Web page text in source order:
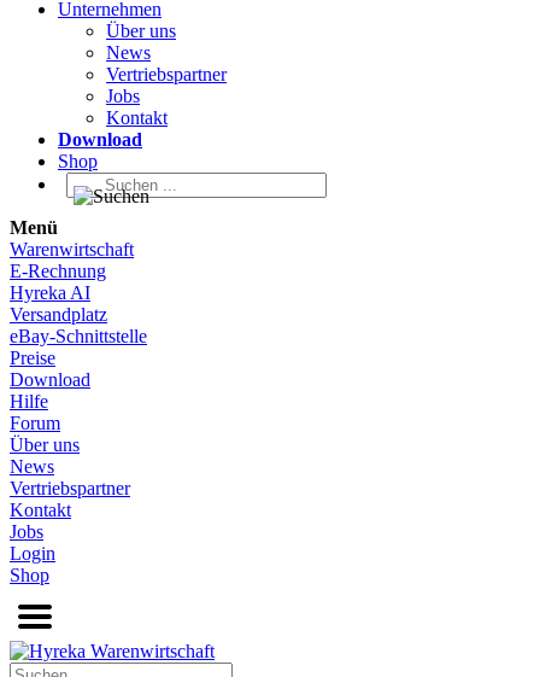
Unternehmen
Über uns
News
Vertriebspartner
Jobs
Kontakt
Download
Shop
Menü
Warenwirtschaft
E-Rechnung
Hyreka AI
Versandplatz
eBay-Schnittstelle
Preise
Download
Hilfe
Forum
Über uns
News
Vertriebspartner
Kontakt
Jobs
Login
Shop